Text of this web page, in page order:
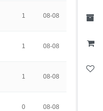
1 08-08
1 08-08
1 08-08
0 08-08